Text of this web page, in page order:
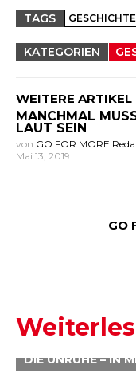
TAGS GESCHICHTE
KATEGORIEN
WEITERE ARTIKEL
MANCHMAL
LAUT SEIN
von GO FOR MORE
Mai 13, 2019
GO
DIE UNRUHE – IN